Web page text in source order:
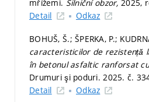
mřížemi. Silniční obzor,2025,
Detail
Odkaz
BOHUŠ, Š.; ŠPERKA, P.;
caracteristicilor de rezistență
în betonul asfaltic ranforsat
Drumuri şi poduri. 2025. č.
Detail
Odkaz